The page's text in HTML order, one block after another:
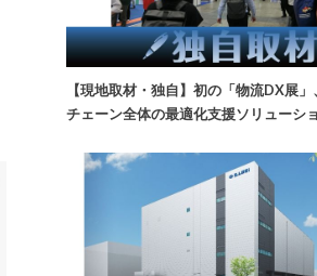
【現地取材・独自】初の「物流DX展
チェーン全体の最適化支援ソリューシ